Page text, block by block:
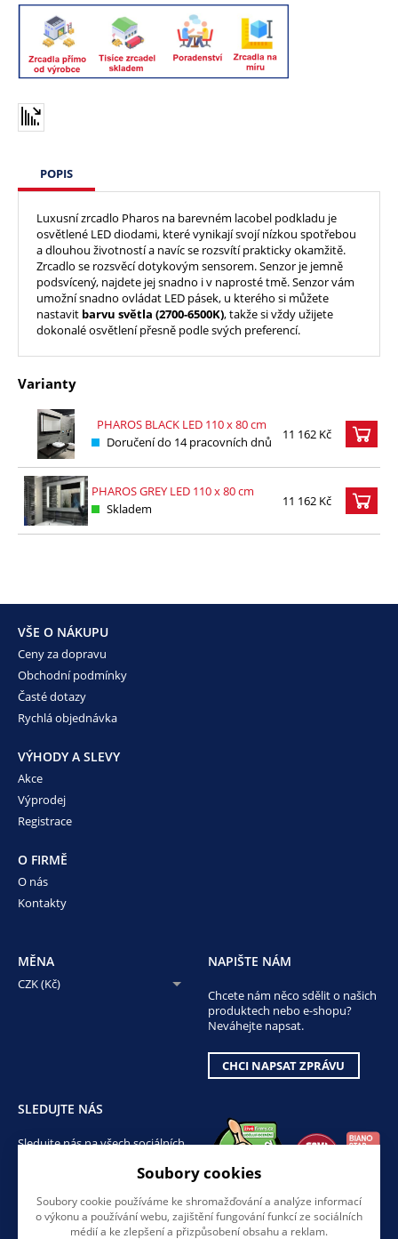
POPIS
Luxusní zrcadlo Pharos na barevném lacobel podkladu je
osvětlené LED diodami, které vynikají svojí nízkou spotřebou
a dlouhou životností a navíc se rozsvítí prakticky okamžitě.
Zrcadlo se rozsvěcí dotykovým sensorem. Senzor je jemně
podsvícený, najdete jej snadno i v naprosté tmě. Senzor vám
umožní snadno ovládat LED pásek, u kterého si můžete
nastavit barvu světla (2700-6500K), takže si vždy užijete
dokonalé osvětlení přesně podle svých preferencí.
Varianty
PHAROS BLACK LED 110 x 80 cm
Doručení do 14 pracovních dnů
11 162 Kč
PHAROS GREY LED 110 x 80 cm
Skladem
11 162 Kč
VŠE O NÁKUPU
Ceny za dopravu
Obchodní podmínky
Časté dotazy
Rychlá objednávka
VÝHODY A SLEVY
Akce
Výprodej
Registrace
O FIRMĚ
O nás
Kontakty
MĚNA
CZK (Kč)
NAPIŠTE NÁM
Chcete nám něco sdělit o našich
produktech nebo e-shopu?
Neváhejte napsat.
CHCI NAPSAT ZPRÁVU
SLEDUJTE NÁS
Sledujte nás na všech sociálních
Soubory cookies
Soubory cookie používáme ke shromažďování a analýze informací
o výkonu a používání webu, zajištění fungování funkcí ze sociálních
médií a ke zlepšení a přizpůsobení obsahu a reklam.